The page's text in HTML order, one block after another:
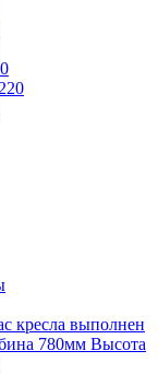
кресла выполнен
780мм Высота